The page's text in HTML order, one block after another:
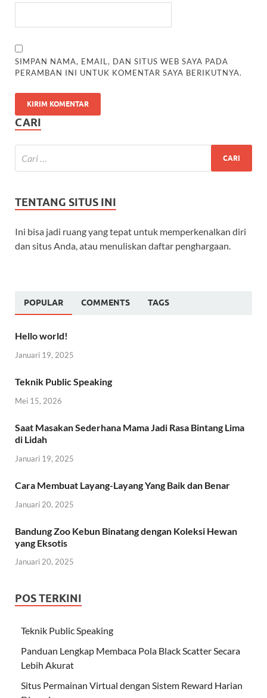
SIMPAN NAMA, EMAIL, DAN SITUS WEB SAYA PADA
PERAMBAN INI UNTUK KOMENTAR SAYA BERIKUTNYA.
CARI
TENTANG SITUS INI
Ini bisa jadi ruang yang tepat untuk memperkenalkan diri
dan situs Anda, atau menuliskan daftar penghargaan.
POPULAR COMMENTS TAGS
Hello world!
Januari 19, 2025
Teknik Public Speaking
Mei 15, 2026
Saat Masakan Sederhana Mama Jadi Rasa Bintang Lima
di Lidah
Januari 19, 2025
Cara Membuat Layang-Layang Yang Baik dan Benar
Januari 20, 2025
Bandung Zoo Kebun Binatang dengan Koleksi Hewan
yang Eksotis
Januari 20, 2025
POS TERKINI
Teknik Public Speaking
Panduan Lengkap Membaca Pola Black Scatter Secara
Lebih Akurat
Situs Permainan Virtual dengan Sistem Reward Harian